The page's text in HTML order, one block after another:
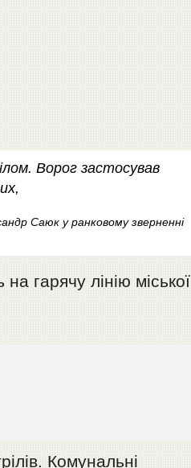
Ворог застосував
Саюк у ранковому зверненні
гарячу лінію міської
Комунальні